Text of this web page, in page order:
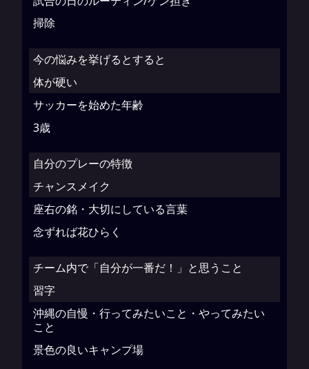
掃除
今の悩みを挙げるとすると
体が硬い
サッカーを始めた年齢
3歳
自分のプレーの特徴
チャンスメイク
座右の銘・大切にしている言葉
念ずれば花ひらく
チーム内で「自分が一番だ！」と思うこと
習字
沖縄の自慢・行ってみたいこと・やってみたい
こと
景色の良いキャンプ場